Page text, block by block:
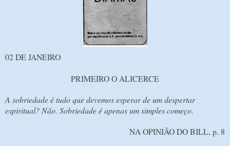
02 DE JANEIRO
PRIMEIRO O ALICERCE
A sobriedade é tudo que devemos esperar de um despertar
espiritual? Não. Sobriedade é apenas um simples começo.
NA OPINIÃO DO BILL, p. 8